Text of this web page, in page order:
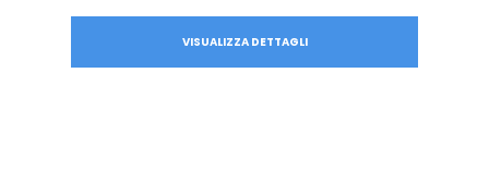
VISUALIZZA DETTAGLI